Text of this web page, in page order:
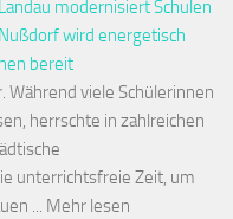
modernisiert Schulen
wird energetisch
bereit
viele Schülerinnen
herrschte in zahlreichen
unterrichtsfreie Zeit, um
... Mehr lesen